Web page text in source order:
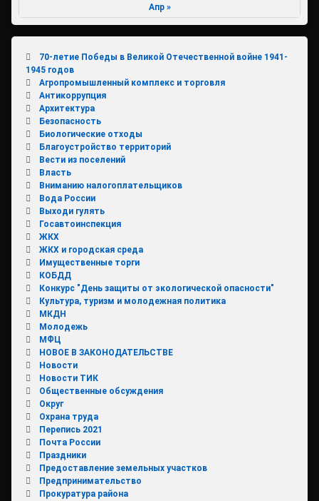
Апр »
70-летие Победы в Великой Отечественной войне 1941-
1945 годов
Агропромышленный комплекс и торговля
Антикоррупция
Архитектура
Безопасность
Биологические отходы
Благоустройство территорий
Вести из поселений
Власть
Вниманию налогоплательщиков
Вода России
Выходи гулять
Госавтоинспекция
ЖКХ
ЖКХ и городская среда
Имущественные торги
КОБДД
Конкурс "День защиты от экологической опасности"
Культура, туризм и молодежная политика
МКДН
Молодежь
МФЦ
НОВОЕ В ЗАКОНОДАТЕЛЬСТВЕ
Новости
Новости ТИК
Общественные обсуждения
Округ
Охрана труда
Перепись 2021
Почта России
Праздники
Предоставление земельных участков
Предпринимательство
Прокуратура района